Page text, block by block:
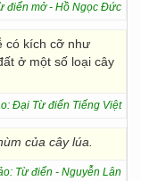
điển mở - Hồ Ngọc Đức
có kích cỡ như
ở một số loại cây
Đại Từ điển Tiếng Việt
của cây lúa.
Từ điển - Nguyễn Lân